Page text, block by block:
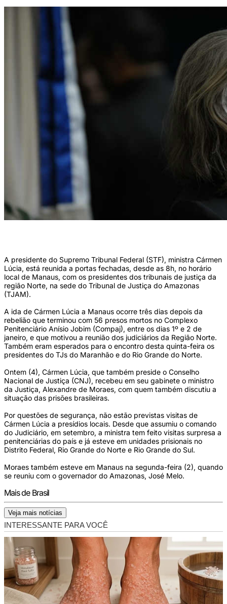
A presidente do Supremo Tribunal Federal (STF), ministra Cármen
Lúcia, está reunida a portas fechadas, desde as 8h, no horário
local de Manaus, com os presidentes dos tribunais de justiça da
região Norte, na sede do Tribunal de Justiça do Amazonas
(TJAM).
A ida de Cármen Lúcia a Manaus ocorre três dias depois da
rebelião que terminou com 56 presos mortos no Complexo
Penitenciário Anísio Jobim (Compaj), entre os dias 1º e 2 de
janeiro, e que motivou a reunião dos judiciários da Região Norte.
Também eram esperados para o encontro desta quinta-feira os
presidentes do TJs do Maranhão e do Rio Grande do Norte.
Ontem (4), Cármen Lúcia, que também preside o Conselho
Nacional de Justiça (CNJ), recebeu em seu gabinete o ministro
da Justiça, Alexandre de Moraes, com quem também discutiu a
situação das prisões brasileiras.
Por questões de segurança, não estão previstas visitas de
Cármen Lúcia a presídios locais. Desde que assumiu o comando
do Judiciário, em setembro, a ministra tem feito visitas surpresa a
penitenciárias do país e já esteve em unidades prisionais no
Distrito Federal, Rio Grande do Norte e Rio Grande do Sul.
Moraes também esteve em Manaus na segunda-feira (2), quando
se reuniu com o governador do Amazonas, José Melo.
Mais de Brasil
Veja mais notícias